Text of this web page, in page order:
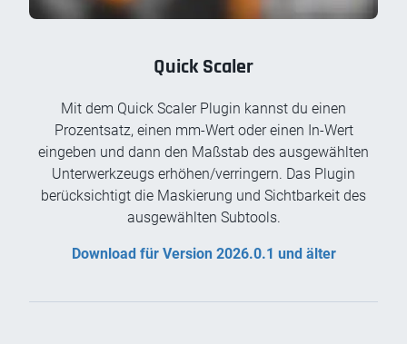
Quick Scaler
Mit dem Quick Scaler Plugin kannst du einen
Prozentsatz, einen mm-Wert oder einen In-Wert
eingeben und dann den Maßstab des ausgewählten
Unterwerkzeugs erhöhen/verringern. Das Plugin
berücksichtigt die Maskierung und Sichtbarkeit des
ausgewählten Subtools.
Download für Version 2026.0.1 und älter